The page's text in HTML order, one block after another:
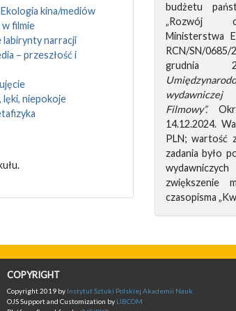
kina/mediów
filmie
labirynty narracji
– przeszłość i
lęki, niepokoje
budżetu
„Rozwój
Ministerstwa
RCN/SN/
grudnia
Filmowy”.
14.12.2024.
PLN; wartość
zadania było
zwiększenie
czasopisma
COPYRIGHT
Copyright 2019 by Instytut Sztuki Polskiej Akademii Nauk
OJS Support and Customization by LIBCOM